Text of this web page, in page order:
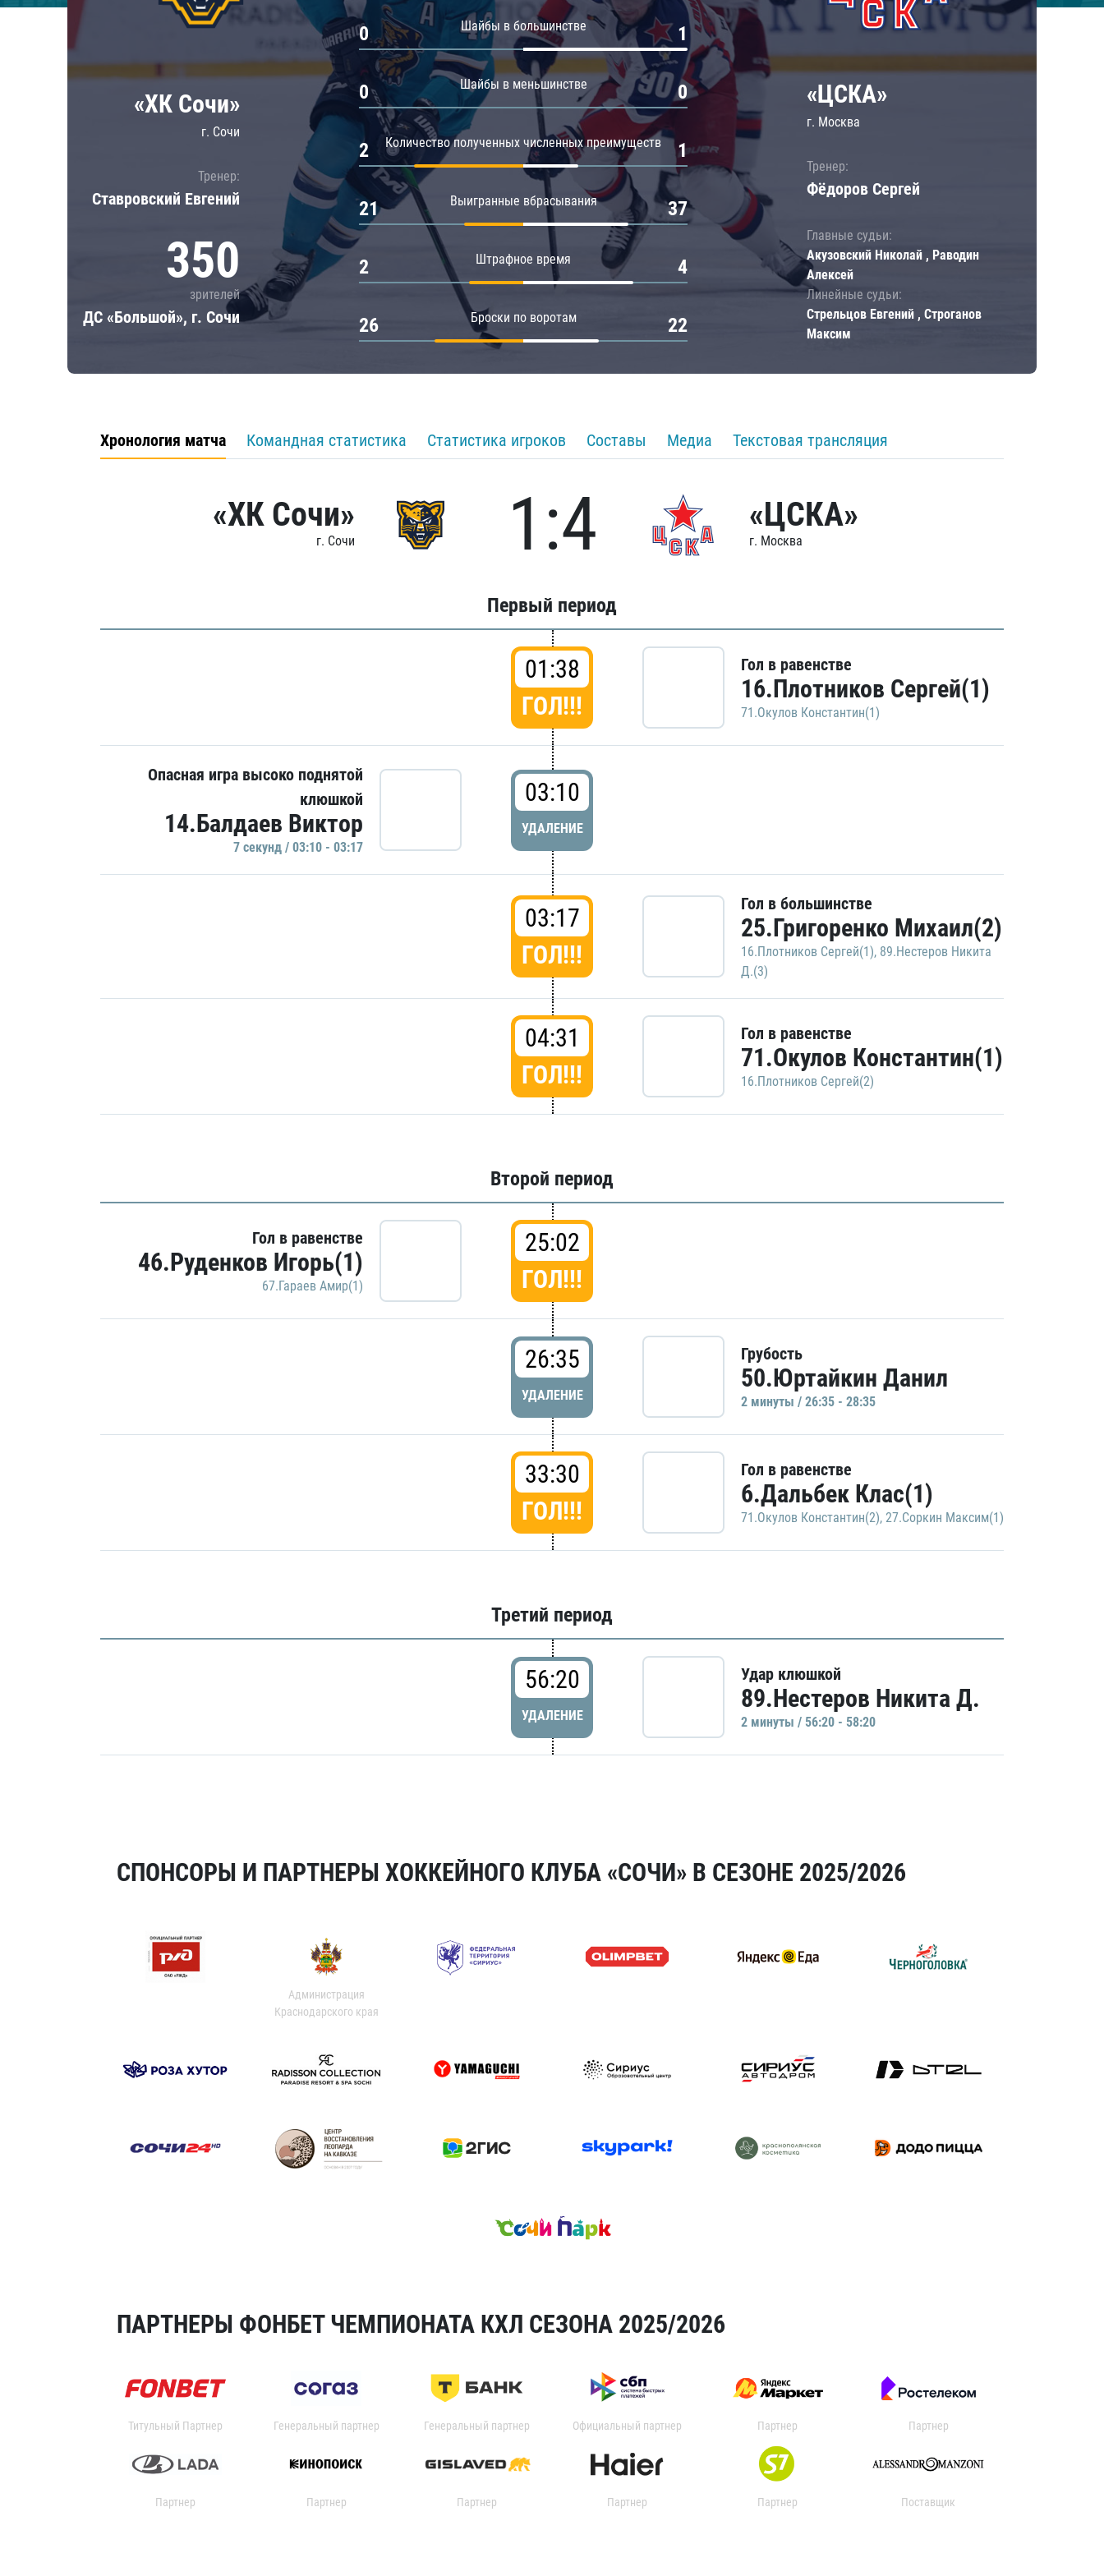
Локомотив
ЦСКА
Шанхайские Драконы
Амур
Барыс
Салават Юлаев
«ХК Сочи»
г. Сочи
Тренер:
Ставровский Евгений
350
зрителей
ДС «Большой», г. Сочи
Шайбы в большинстве
0 1
Шайбы в меньшинстве
0 0
Количество полученных численных преимуществ
2 1
Выигранные вбрасывания
21 37
Штрафное время
2 4
Броски по воротам
26 22
«ЦСКА»
г. Москва
Тренер:
Фёдоров Сергей
Главные судьи:
Акузовский Николай , Раводин
Алексей
Линейные судьи:
Стрельцов Евгений , Строганов
Максим
Хронология матча Командная статистика Статистика игроков Составы Медиа Текстовая трансляция
«ХК Сочи»
г. Сочи 1:4 «ЦСКА»
г. Москва
Первый период
01:38
ГОЛ!!!
Гол в равенстве
16.Плотников Сергей(1)
71.Окулов Константин(1)
Опасная игра высоко поднятой
клюшкой
14.Балдаев Виктор
7 секунд / 03:10 - 03:17
03:10
УДАЛЕНИЕ
03:17
ГОЛ!!!
Гол в большинстве
25.Григоренко Михаил(2)
16.Плотников Сергей(1), 89.Нестеров Никита
Д.(3)
04:31
ГОЛ!!!
Гол в равенстве
71.Окулов Константин(1)
16.Плотников Сергей(2)
Второй период
Гол в равенстве
46.Руденков Игорь(1)
67.Гараев Амир(1)
25:02
ГОЛ!!!
26:35
УДАЛЕНИЕ
Грубость
50.Юртайкин Данил
2 минуты / 26:35 - 28:35
33:30
ГОЛ!!!
Гол в равенстве
6.Дальбек Клас(1)
71.Окулов Константин(2), 27.Соркин Максим(1)
Третий период
56:20
УДАЛЕНИЕ
Удар клюшкой
89.Нестеров Никита Д.
2 минуты / 56:20 - 58:20
СПОНСОРЫ И ПАРТНЕРЫ ХОККЕЙНОГО КЛУБА «СОЧИ» В СЕЗОНЕ 2025/2026
Администрация
Краснодарского края
ПАРТНЕРЫ ФОНБЕТ ЧЕМПИОНАТА КХЛ СЕЗОНА 2025/2026
Титульный Партнер Генеральный партнер Генеральный партнер Официальный партнер Партнер Партнер
Партнер Партнер Партнер Партнер Партнер Поставщик